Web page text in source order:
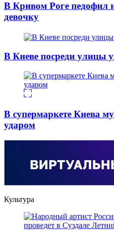
В Кривом Роге педофил
девочку
В Киеве посреди улицы
В супермаркете Киева
ударом
Культура